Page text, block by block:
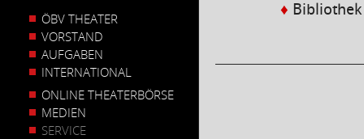
ÖBV THEATER
VORSTAND
AUFGABEN
INTERNATIONAL
ONLINE THEATERBÖRSE
MEDIEN
SERVICE
♦